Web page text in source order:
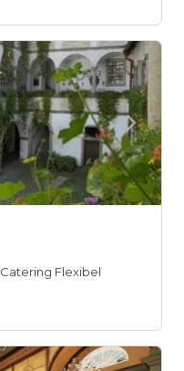
Catering Flexibel